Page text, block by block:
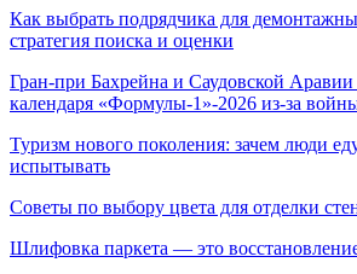
Как выбрать подрядчика для
стратегия поиска и оценки
Гран-при Бахрейна и Саудовской Аравии
календаря «Формулы-1»-2026 из-за
Туризм нового поколения: зачем люди
испытывать
Советы по выбору цвета для отделки
Шлифовка паркета — это